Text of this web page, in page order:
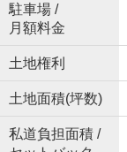
駐車場 /
月額料金
土地権利
土地面積(坪数)
私道負担面積 /